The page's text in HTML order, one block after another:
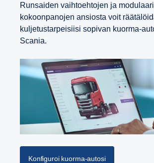
Runsaiden vaihtoehtojen ja
kokoonpanojen ansiosta voit
kuljetustarpeisiisi sopivan kuorma-
Scania.
Konfiguroi kuorma-autosi